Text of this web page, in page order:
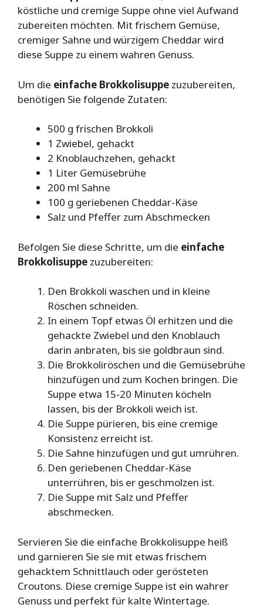
köstliche und cremige Suppe ohne viel Aufwand
zubereiten möchten. Mit frischem Gemüse,
cremiger Sahne und würzigem Cheddar wird
diese Suppe zu einem wahren Genuss.
Um die einfache Brokkolisuppe zuzubereiten,
benötigen Sie folgende Zutaten:
500 g frischen Brokkoli
1 Zwiebel, gehackt
2 Knoblauchzehen, gehackt
1 Liter Gemüsebrühe
200 ml Sahne
100 g geriebenen Cheddar-Käse
Salz und Pfeffer zum Abschmecken
Befolgen Sie diese Schritte, um die einfache
Brokkolisuppe zuzubereiten:
Den Brokkoli waschen und in kleine
Röschen schneiden.
In einem Topf etwas Öl erhitzen und die
gehackte Zwiebel und den Knoblauch
darin anbraten, bis sie goldbraun sind.
Die Brokkoliröschen und die Gemüsebrühe
hinzufügen und zum Kochen bringen. Die
Suppe etwa 15-20 Minuten köcheln
lassen, bis der Brokkoli weich ist.
Die Suppe pürieren, bis eine cremige
Konsistenz erreicht ist.
Die Sahne hinzufügen und gut umrühren.
Den geriebenen Cheddar-Käse
unterrühren, bis er geschmolzen ist.
Die Suppe mit Salz und Pfeffer
abschmecken.
Servieren Sie die einfache Brokkolisuppe heiß
und garnieren Sie sie mit etwas frischem
gehacktem Schnittlauch oder gerösteten
Croutons. Diese cremige Suppe ist ein wahrer
Genuss und perfekt für kalte Wintertage.